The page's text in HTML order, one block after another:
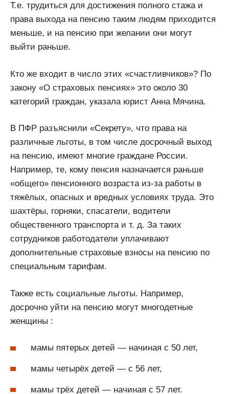
Т.е. трудиться для достижения полного стажа и
права выхода на пенсию таким людям приходится
меньше, и на пенсию при желании они могут
выйти раньше.
Кто же входит в число этих «счастливчиков»? По
закону «О страховых пенсиях» это около 30
категорий граждан, указала юрист Анна Мячина.
В ПФР разъяснили «Секрету», что права на
различные льготы, в том числе досрочный выход
на пенсию, имеют многие граждане России.
Например, те, кому пенсия назначается раньше
«общего» пенсионного возраста из-за работы в
тяжёлых, опасных и вредных условиях труда. Это
шахтёры, горняки, спасатели, водители
общественного транспорта и т. д. За таких
сотрудников работодатели уплачивают
дополнительные страховые взносы на пенсию по
специальным тарифам.
Также есть социальные льготы. Например,
досрочно уйти на пенсию могут многодетные
женщины :
мамы пятерых детей — начиная с 50 лет,
мамы четырёх детей — с 56 лет,
мамы трёх детей — начиная с 57 лет.